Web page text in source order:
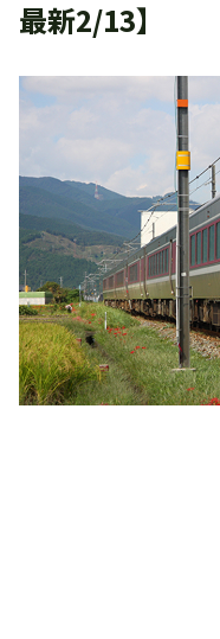
最新2/13】